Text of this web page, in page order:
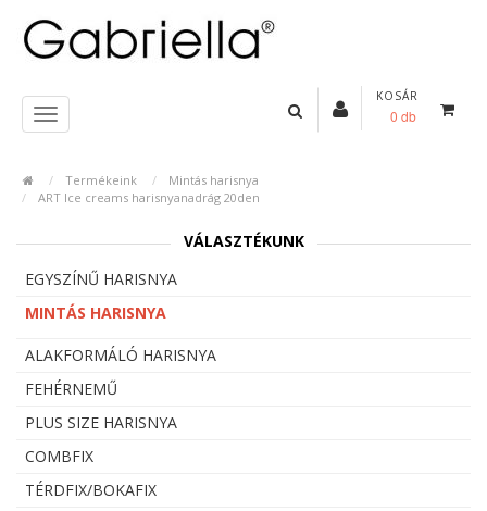
KOSÁR
0 db
Termékeink
Mintás harisnya
ART Ice creams harisnyanadrág 20den
VÁLASZTÉKUNK
EGYSZÍNŰ HARISNYA
MINTÁS HARISNYA
ALAKFORMÁLÓ HARISNYA
FEHÉRNEMŰ
PLUS SIZE HARISNYA
COMBFIX
TÉRDFIX/BOKAFIX